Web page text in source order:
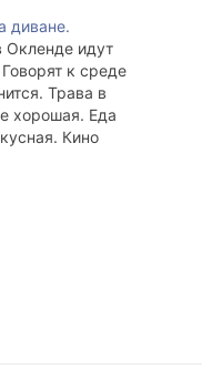
диване.
Окленде идут
к среде
Трава в
хорошая. Еда
Кино